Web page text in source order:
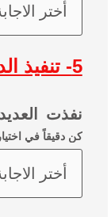
أختر
5- تنفيذ الدورات
نفذت
كن دقيقاً في
أختر